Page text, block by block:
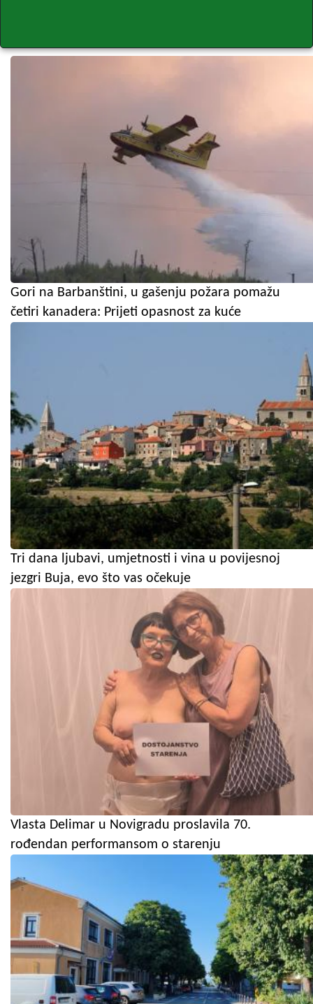
Gori na Barbanštini, u gašenju požara pomažu
četiri kanadera: Prijeti opasnost za kuće
Tri dana ljubavi, umjetnosti i vina u povijesnoj
jezgri Buja, evo što vas očekuje
Vlasta Delimar u Novigradu proslavila 70.
rođendan performansom o starenju